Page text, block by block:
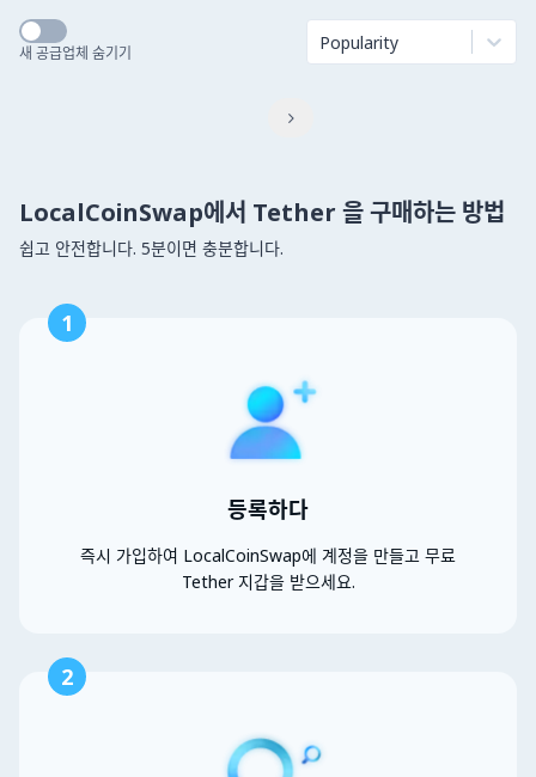
새 공급업체 숨기기 Popularity

LocalCoinSwap에서 Tether 을 구매하는 방법
쉽고 안전합니다. 5분이면 충분합니다.
1
등록하다
즉시 가입하여 LocalCoinSwap에 계정을 만들고 무료
Tether 지갑을 받으세요.
2